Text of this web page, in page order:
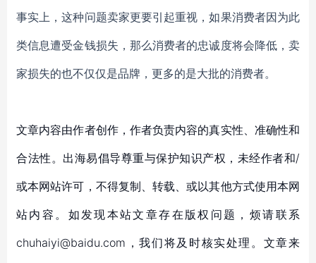
事实上，这种问题卖家更要引起重视，如果消费者因为此
类信息遭受金钱损失，那么消费者的忠诚度将会降低，卖
家损失的也不仅仅是品牌，更多的是大批的消费者。
文章内容由作者创作，作者负责内容的真实性、准确性和
合法性。出海易倡导尊重与保护知识产权，未经作者和/
或本网站许可，不得复制、转载、或以其他方式使用本网
站内容。如发现本站文章存在版权问题，烦请联系
chuhaiyi@baidu.com，我们将及时核实处理。文章来